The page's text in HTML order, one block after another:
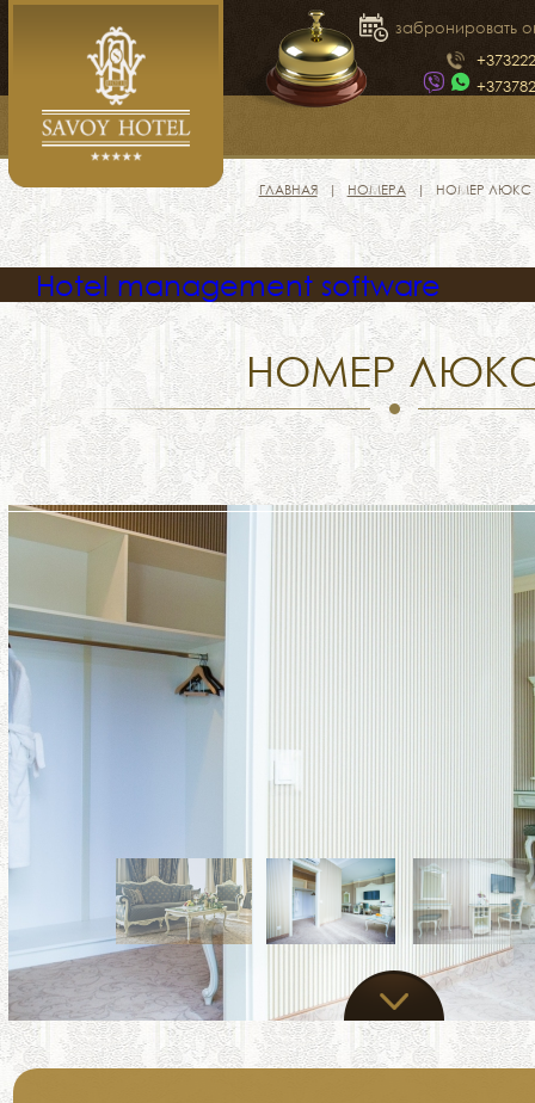
забронировать
ГЛАВНАЯ НОМЕРА НОМЕР ЛЮКС
Hotel management software
НОМЕР